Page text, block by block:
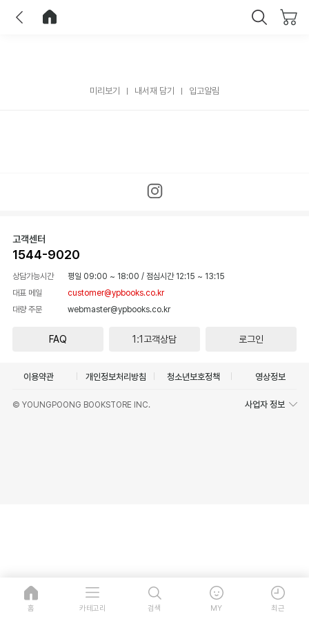
미리보기 내서재 담기 입고알림
고객센터
1544-9020
상담가능시간 평일 09:00 ~ 18:00 / 점심시간 12:15 ~ 13:15
대표 메일
customer@ypbooks.co.kr
대량 주문
webmaster@ypbooks.co.kr
FAQ 1:1고객상담 로그인
이용약관 개인정보처리방침 청소년보호정책 영상정보
© YOUNGPOONG BOOKSTORE INC. 사업자 정보
홈 카테고리 검색 MY 최근